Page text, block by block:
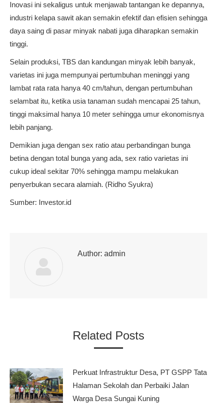
Inovasi ini sekaligus untuk menjawab tantangan ke depannya,
industri kelapa sawit akan semakin efektif dan efisien sehingga
daya saing di pasar minyak nabati juga diharapkan semakin
tinggi.
Selain produksi, TBS dan kandungan minyak lebih banyak,
varietas ini juga mempunyai pertumbuhan meninggi yang
lambat rata rata hanya 40 cm/tahun, dengan pertumbuhan
selambat itu, ketika usia tanaman sudah mencapai 25 tahun,
tinggi maksimal hanya 10 meter sehingga umur ekonomisnya
lebih panjang.
Demikian juga dengan sex ratio atau perbandingan bunga
betina dengan total bunga yang ada, sex ratio varietas ini
cukup ideal sekitar 70% sehingga mampu melakukan
penyerbukan secara alamiah. (Ridho Syukra)
Sumber: Investor.id
Author: admin
Related Posts
Perkuat Infrastruktur Desa, PT GSPP Tata
Halaman Sekolah dan Perbaiki Jalan
Warga Desa Sungai Kuning